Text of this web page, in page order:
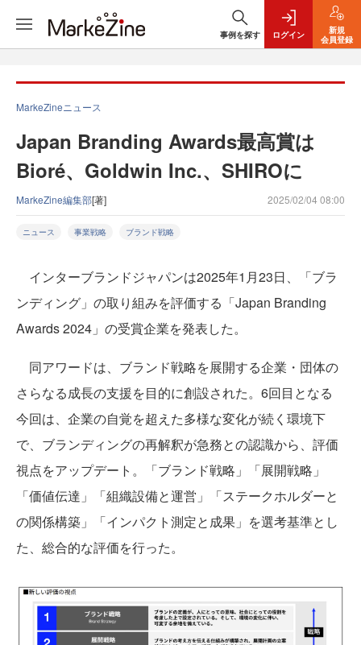
事例を探す ログイン
新規
会員登録
MarkeZineニュース
Japan Branding Awards最高賞は
Bioré、Goldwin Inc.、SHIROに
MarkeZine編集部[著] 2025/02/04 08:00
ニュース 事業戦略 ブランド戦略
インターブランドジャパンは2025年1月23日、「ブラ
ンディング」の取り組みを評価する「Japan Branding
Awards 2024」の受賞企業を発表した。
同アワードは、ブランド戦略を展開する企業・団体の
さらなる成長の支援を目的に創設された。6回目となる
今回は、企業の自覚を超えた多様な変化が続く環境下
で、ブランディングの再解釈が急務との認識から、評価
視点をアップデート。「ブランド戦略」「展開戦略」
「価値伝達」「組織設備と運営」「ステークホルダーと
の関係構築」「インパクト測定と成果」を選考基準とし
た、総合的な評価を行った。